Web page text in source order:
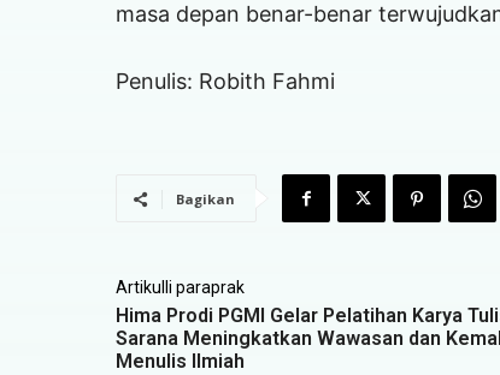
masa depan benar-benar
Penulis: Robith Fahmi
Bagikan
Artikulli paraprak
Hima Prodi PGMI Gelar Pelatihan Karya
Sarana Meningkatkan Wawasan dan
Menulis Ilmiah